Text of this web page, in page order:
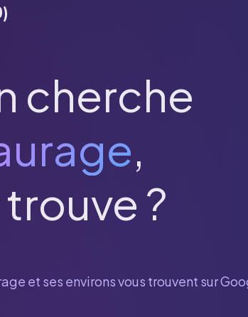
)
cherche
,
?
et ses environs vous trouvent sur